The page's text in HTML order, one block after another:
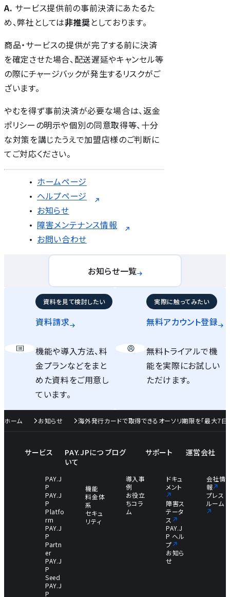
A. サービス提供前の事前決済にあたるた
め、弊社としては非推奨としております。
商品・サービスの提供が完了する前に決済
を確定させた場合、配送遅延やキャンセル等
の際にチャージバックが発生するリスクがご
ざいます。
やむを得ず事前決済が必要な場合は、返金
ポリシーの明示や個別の同意取得等、十分
な対策を講じたうえで加盟店様のご判断に
てご対応ください。
ホームページ
ヘルプページ
お知らせ
障害メンテナンス情報
お問い合わせ
お知らせ一覧
資料を見て検討したい
資料請求
機能や導入方法、料
金プランなどをまと
めた資料をご用意し
ています。
実際に触ってみたい
無料アカウント登録
無料トライアルで機
能を実際にお試しい
ただけます。
ホーム お知らせ 海外発行カードで取得できるオーソリ期限を「最大7
サービス
PAY.J
P
PAY.J
P
Platfo
rm
PAY.J
P
Partn
er
PAY.J
P
Seed
PAY.J
P
PAY.JPにつ
いて
機能
料金体
系
セキュ
リティ
ブログ
導入事
例
お役立
ちコラ
ム
サポート
ドキュ
メント
障害ス
テータ
ス
PAY.J
P ヘル
プ
お知ら
せ
運営会社
会社情
報
プレス
ルーム